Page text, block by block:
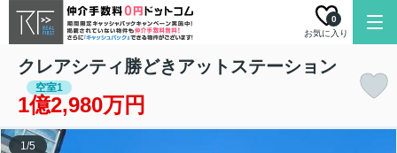
お気に入り
0
クレアシティ勝どきアットステーション
空室1
1億2,980万円
1/5